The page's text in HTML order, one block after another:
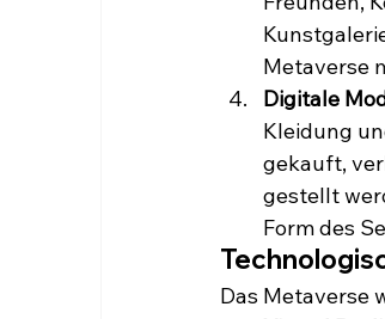
Metaverse
Digitale
Kleidung
gekauft,
gestellt
Form des
Das Metaverse